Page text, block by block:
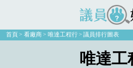
議員好好看
首頁 看廠商 唯達工程行 議員排行圖表
唯達工